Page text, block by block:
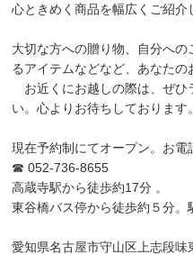
心ときめく商品を幅広くご紹介
大切な方への贈り物、自分へ
るアイテムなどなど、あなた
お近くにお越しの際は、ぜひ
い。心よりお待ちしております。
現在予約制にてオープン。お電
☎ 052-736-8655
高蔵寺駅から徒歩約17分 。
東谷橋バス停から徒歩約５分。
愛知県名古屋市守山区上志段味